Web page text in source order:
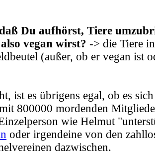
Du aufhörst, Tiere
vegan wirst? -> die Tiere
(außer, ob er vegan ist
ist es übrigens egal, ob es
800000 mordenden
wie Helmut
oder irgendeine von den
dazwischen.